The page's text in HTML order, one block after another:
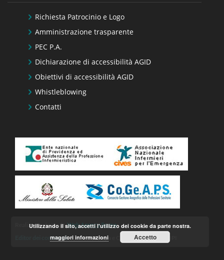
Richiesta Patrocinio e Logo
Amministrazione trasparente
PEC P.A.
Dichiarazione di accessibilità AGID
Obiettivi di accessibilità AGID
Whistleblowing
Contatti
Realizzato da KeyinWeb Agency Roma
Editor dei contenuti– Ufficio Stampa e Comunicazione FNOPI
Utilizzando il sito, accetti l'utilizzo dei cookie da parte nostra.
maggiori informazioni
Accetto